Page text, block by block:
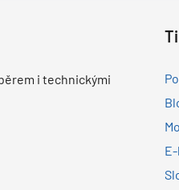
i technickými